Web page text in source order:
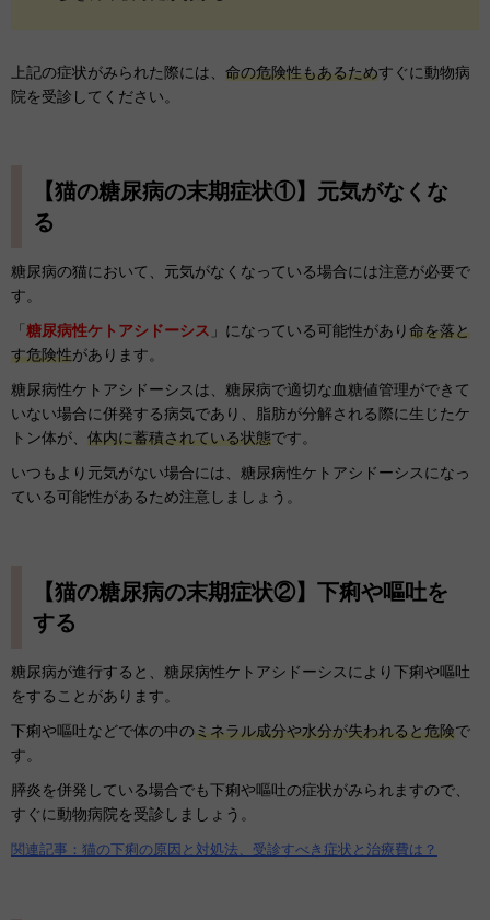
上記の症状がみられた際には、 命の危険性もあるためすぐに動物病
院を受診してください。
【猫の糖尿病の末期症状①】元気がなくな
る
糖尿病の猫において、元気がなくなっている場合には注意が必要で
す。
「 糖尿病性ケトアシドーシス 」になっている可能性があり命を落と
す危険性があります。
糖尿病性ケトアシドーシスは、糖尿病で適切な血糖値管理ができて
いない場合に併発する病気であり、脂肪が分解される際に生じたケ
トン体が、 体内に蓄積されている状態です。
いつもより元気がない場合には、糖尿病性ケトアシドーシスになっ
ている可能性があるため注意しましょう。
【猫の糖尿病の末期症状②】下痢や嘔吐を
する
糖尿病が進行すると、糖尿病性ケトアシドーシスにより下痢や嘔吐
をすることがあります。
下痢や嘔吐などで体の中のミネラル成分や水分が失われると危険で
す。
膵炎を併発している場合でも下痢や嘔吐の症状がみられますので、
すぐに動物病院を受診しましょう。
関連記事：猫の下痢の原因と対処法、受診すべき症状と治療費は？